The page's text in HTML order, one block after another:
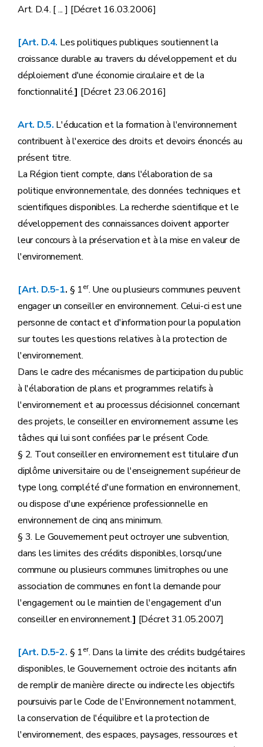
Art. D.4. [ ... ] [Décret 16.03.2006]
[Art. D.4. Les politiques publiques soutiennent la
croissance durable au travers du développement et du
déploiement d'une économie circulaire et de la
fonctionnalité.] [Décret 23.06.2016]
Art. D.5. L'éducation et la formation à l'environnement
contribuent à l'exercice des droits et devoirs énoncés au
présent titre.
La Région tient compte, dans l'élaboration de sa
politique environnementale, des données techniques et
scientifiques disponibles. La recherche scientifique et le
développement des connaissances doivent apporter
leur concours à la préservation et à la mise en valeur de
l'environnement.
[Art. D.5-1. § 1er. Une ou plusieurs communes peuvent
engager un conseiller en environnement. Celui-ci est une
personne de contact et d'information pour la population
sur toutes les questions relatives à la protection de
l'environnement.
Dans le cadre des mécanismes de participation du public
à l'élaboration de plans et programmes relatifs à
l'environnement et au processus décisionnel concernant
des projets, le conseiller en environnement assume les
tâches qui lui sont confiées par le présent Code.
§ 2. Tout conseiller en environnement est titulaire d'un
diplôme universitaire ou de l'enseignement supérieur de
type long, complété d'une formation en environnement,
ou dispose d'une expérience professionnelle en
environnement de cinq ans minimum.
§ 3. Le Gouvernement peut octroyer une subvention,
dans les limites des crédits disponibles, lorsqu'une
commune ou plusieurs communes limitrophes ou une
association de communes en font la demande pour
l'engagement ou le maintien de l'engagement d'un
conseiller en environnement.] [Décret 31.05.2007]
[Art. D.5-2. § 1er. Dans la limite des crédits budgétaires
disponibles, le Gouvernement octroie des incitants afin
de remplir de manière directe ou indirecte les objectifs
poursuivis par le Code de l'Environnement notamment,
la conservation de l'équilibre et la protection de
l'environnement, des espaces, paysages, ressources et